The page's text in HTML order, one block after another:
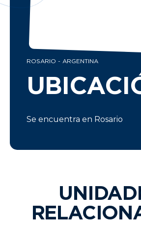
ROSARIO - ARGENTINA
Se encuentra en Rosario